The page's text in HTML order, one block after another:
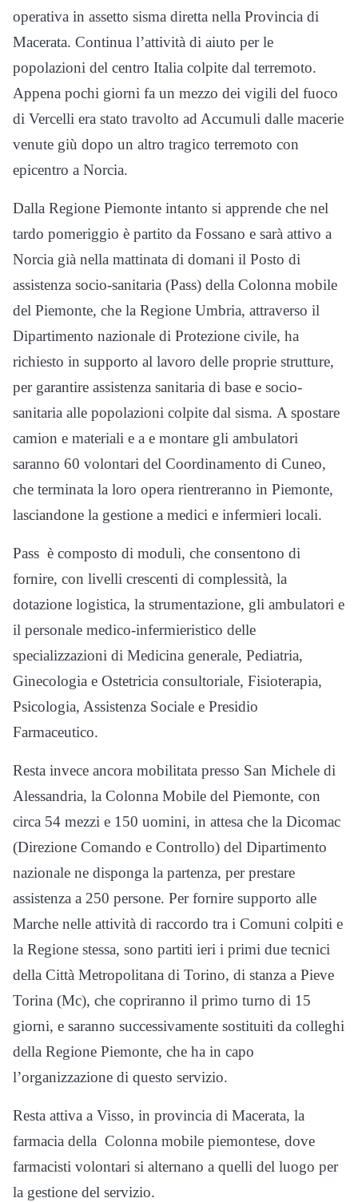
operativa in assetto sisma diretta nella Provincia di
Macerata. Continua l’attività di aiuto per le
popolazioni del centro Italia colpite dal terremoto.
Appena pochi giorni fa un mezzo dei vigili del fuoco
di Vercelli era stato travolto ad Accumuli dalle macerie
venute giù dopo un altro tragico terremoto con
epicentro a Norcia.
Dalla Regione Piemonte intanto si apprende che nel
tardo pomeriggio è partito da Fossano e sarà attivo a
Norcia già nella mattinata di domani il Posto di
assistenza socio-sanitaria (Pass) della Colonna mobile
del Piemonte, che la Regione Umbria, attraverso il
Dipartimento nazionale di Protezione civile, ha
richiesto in supporto al lavoro delle proprie strutture,
per garantire assistenza sanitaria di base e socio-
sanitaria alle popolazioni colpite dal sisma. A spostare
camion e materiali e a e montare gli ambulatori
saranno 60 volontari del Coordinamento di Cuneo,
che terminata la loro opera rientreranno in Piemonte,
lasciandone la gestione a medici e infermieri locali.
Pass è composto di moduli, che consentono di
fornire, con livelli crescenti di complessità, la
dotazione logistica, la strumentazione, gli ambulatori e
il personale medico-infermieristico delle
specializzazioni di Medicina generale, Pediatria,
Ginecologia e Ostetricia consultoriale, Fisioterapia,
Psicologia, Assistenza Sociale e Presidio
Farmaceutico.
Resta invece ancora mobilitata presso San Michele di
Alessandria, la Colonna Mobile del Piemonte, con
circa 54 mezzi e 150 uomini, in attesa che la Dicomac
(Direzione Comando e Controllo) del Dipartimento
nazionale ne disponga la partenza, per prestare
assistenza a 250 persone. Per fornire supporto alle
Marche nelle attività di raccordo tra i Comuni colpiti e
la Regione stessa, sono partiti ieri i primi due tecnici
della Città Metropolitana di Torino, di stanza a Pieve
Torina (Mc), che copriranno il primo turno di 15
giorni, e saranno successivamente sostituiti da colleghi
della Regione Piemonte, che ha in capo
l’organizzazione di questo servizio.
Resta attiva a Visso, in provincia di Macerata, la
farmacia della Colonna mobile piemontese, dove
farmacisti volontari si alternano a quelli del luogo per
la gestione del servizio.